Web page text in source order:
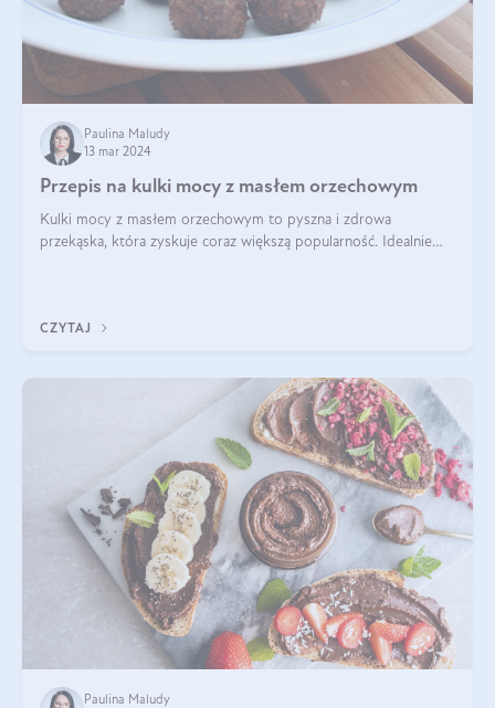
Paulina Maludy
13 mar 2024
Przepis na kulki mocy z masłem orzechowym
Kulki mocy z masłem orzechowym to pyszna i zdrowa
przekąska, która zyskuje coraz większą popularność. Idealnie
CZYTAJ
Paulina Maludy